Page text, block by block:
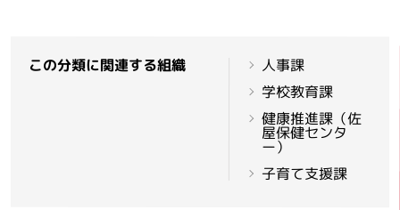
この分類に関連する組織 人事課
学校教育課
健康推進課（佐
屋保健センタ
ー）
子育て支援課